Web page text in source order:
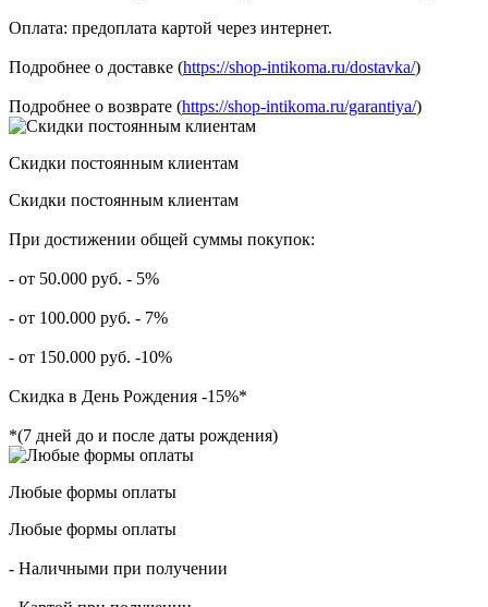
Оплата: предоплата картой через интернет.
Подробнее о доставке (https://shop-intikoma.ru/dostavka/)
Подробнее о возврате (https://shop-intikoma.ru/garantiya/)
Скидки постоянным клиентам
Скидки постоянным клиентам
При достижении общей суммы покупок:
- от 50.000 руб. - 5%
- от 100.000 руб. - 7%
- от 150.000 руб. -10%
Скидка в День Рождения -15%*
*(7 дней до и после даты рождения)
Любые формы оплаты
Любые формы оплаты
- Наличными при получении